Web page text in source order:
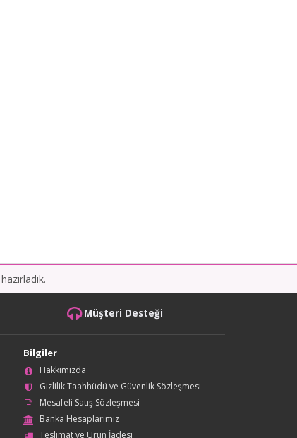
hazırladık.
Müşteri Desteği
Bilgiler
Hakkımızda
Gizlilik Taahhüdü ve Güvenlik Sözleşmesi
Mesafeli Satış Sözleşmesi
Banka Hesaplarımız
Teslimat ve Ürün İadesi